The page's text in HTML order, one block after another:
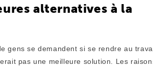
alternatives à la
gens se demandent si se rendre au
pas une meilleure solution. Les